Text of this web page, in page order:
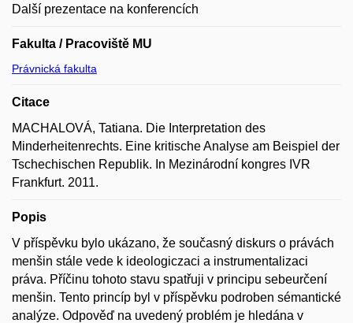
Další prezentace na konferencích
Fakulta / Pracoviště MU
Právnická fakulta
Citace
MACHALOVÁ, Tatiana. Die Interpretation des
Minderheitenrechts. Eine kritische Analyse am Beispiel der
Tschechischen Republik. In Mezinárodní kongres IVR
Frankfurt. 2011.
Popis
V příspěvku bylo ukázano, že současný diskurs o právách
menšin stále vede k ideologiczaci a instrumentalizaci
práva. Příčinu tohoto stavu spatřuji v principu sebeurčení
menšin. Tento princíp byl v příspěvku podroben sémantické
analýze. Odpověď na uvedený problém je hledána v